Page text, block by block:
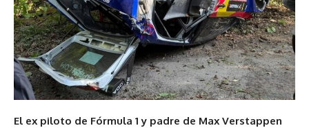
El ex piloto de Fórmula 1 y padre de Max Verstappen